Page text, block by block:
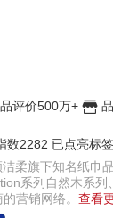
评价500万+
数2282 已点亮标
柔旗下知名纸巾
系列自然木系
营销网络。 查看